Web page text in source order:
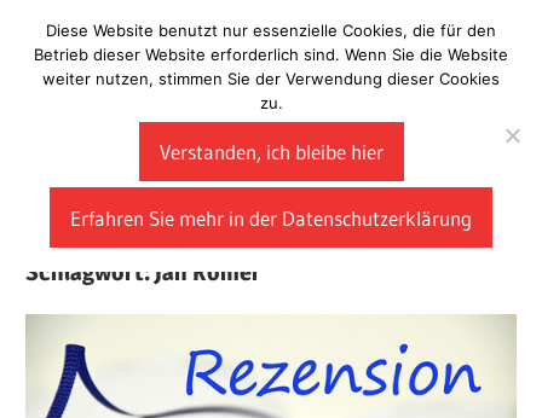
Inhalt
springen
Laberladen
Schlagwort: Jan Römer
Diese Website benutzt nur essenzielle Cookies, die für den
Betrieb dieser Website erforderlich sind. Wenn Sie die Website
weiter nutzen, stimmen Sie der Verwendung dieser Cookies
zu.
Verstanden, ich bleibe hier
Erfahren Sie mehr in der Datenschutzerklärung